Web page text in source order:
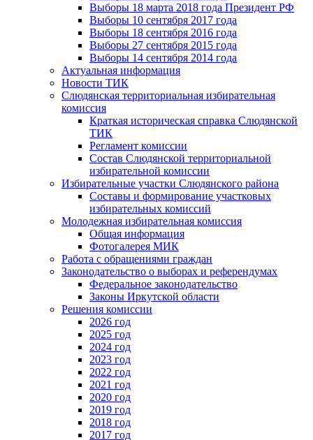
Выборы 18 марта 2018 года Президент РФ
Выборы 10 сентября 2017 года
Выборы 18 сентября 2016 года
Выборы 27 сентября 2015 года
Выборы 14 сентября 2014 года
Актуальная информация
Новости ТИК
Слюдянская территориальная избирательная
комиссия
Краткая историческая справка Слюдянской
ТИК
Регламент комиссии
Состав Слюдянской территориальной
избирательной комиссии
Избирательные участки Слюдянского района
Составы и формирование участковых
избирательных комиссий
Молодежная избирательная комиссия
Общая информация
Фотогалерея МИК
Работа с обращениями граждан
Законодательство о выборах и референдумах
Федеральное законодательство
Законы Иркутской области
Решения комиссии
2026 год
2025 год
2024 год
2023 год
2022 год
2021 год
2020 год
2019 год
2018 год
2017 год